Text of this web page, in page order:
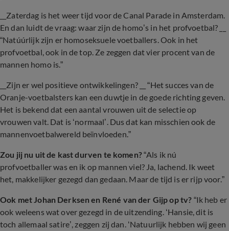
Zaterdag is het weer tijd voor de Canal Parade in Amsterdam.
En dan luidt de vraag: waar zijn de homo’s in het profvoetbal?
“Natúúrlijk zijn er homoseksuele voetballers. Ook in het
profvoetbal, ook in de top. Ze zeggen dat vier procent van de
mannen homo is.”
Zijn er wel positieve ontwikkelingen?
“Het succes van de
Oranje-voetbalsters kan een duwtje in de goede richting geven.
Het is bekend dat een aantal vrouwen uit de selectie op
vrouwen valt. Dat is ‘normaal’. Dus dat kan misschien ook de
mannenvoetbalwereld beïnvloeden.”
Zou jij nu uit de kast durven te komen?“Als ik nú
profvoetballer was en ik op mannen viel? Ja, lachend. Ik weet
het, makkelijker gezegd dan gedaan. Maar de tijd is er rijp voor.”
Ook met Johan Derksen en René van der Gijp op tv? “Ik heb er
ook weleens wat over gezegd in de uitzending. ‘Hansie, dit is
toch allemaal satire’, zeggen zij dan. ‘Natuurlijk hebben wij geen